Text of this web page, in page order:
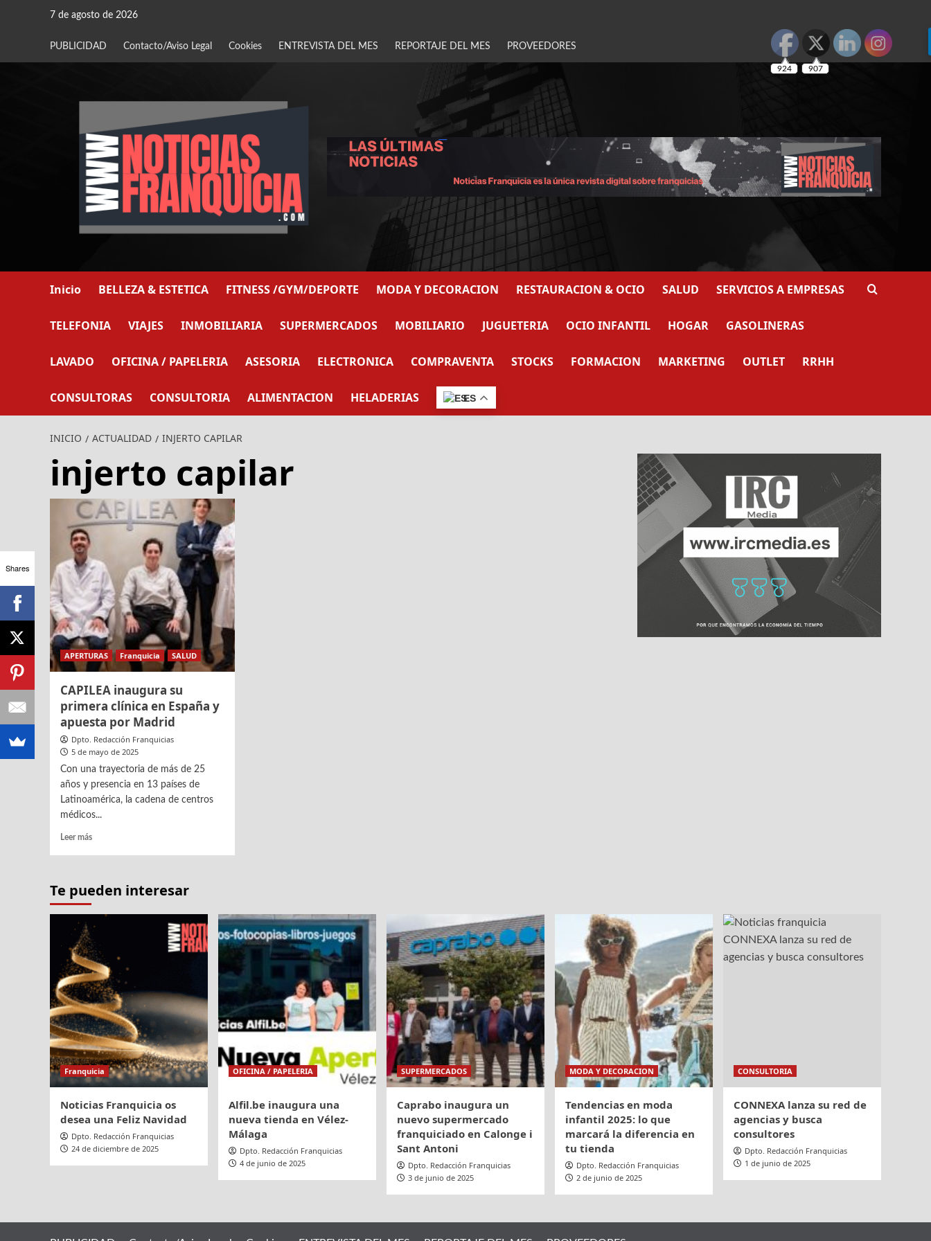
7 de agosto de 2026
PUBLICIDAD Contacto/Aviso Legal Cookies ENTREVISTA DEL MES REPORTAJE DEL MES PROVEEDORES
Inicio BELLEZA & ESTETICA FITNESS /GYM/DEPORTE MODA Y DECORACION RESTAURACION & OCIO SALUD SERVICIOS A EMPRESAS
TELEFONIA VIAJES INMOBILIARIA SUPERMERCADOS MOBILIARIO JUGUETERIA OCIO INFANTIL HOGAR GASOLINERAS
LAVADO OFICINA / PAPELERIA ASESORIA ELECTRONICA COMPRAVENTA STOCKS FORMACION MARKETING OUTLET RRHH
CONSULTORAS CONSULTORIA ALIMENTACION HELADERIAS ES
INICIO ACTUALIDAD INJERTO CAPILAR
injerto capilar
APERTURAS Franquicia SALUD
CAPILEA inaugura su
primera clínica en España y
apuesta por Madrid
Dpto. Redacción Franquicias
5 de mayo de 2025
Con una trayectoria de más de 25
años y presencia en 13 países de
Latinoamérica, la cadena de centros
médicos...
Leer másLeer
inaugura
primera
clínica
España
y
apuesta
por
Madrid
Te pueden interesar
Franquicia
Noticias Franquicia os
desea una Feliz Navidad
Dpto. Redacción Franquicias
24 de diciembre de 2025
OFICINA / PAPELERIA
Alfil.be inaugura una
nueva tienda en Vélez-
Málaga
Dpto. Redacción Franquicias
4 de junio de 2025
SUPERMERCADOS
Caprabo inaugura un
nuevo supermercado
franquiciado en Calonge i
Sant Antoni
Dpto. Redacción Franquicias
3 de junio de 2025
MODA Y DECORACION
Tendencias en moda
infantil 2025: lo que
marcará la diferencia en
tu tienda
Dpto. Redacción Franquicias
2 de junio de 2025
CONSULTORIA
CONNEXA lanza su red de
agencias y busca
consultores
Dpto. Redacción Franquicias
1 de junio de 2025
924 907
Shares